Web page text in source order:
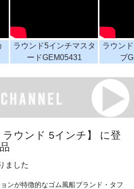
ラウンド5インチマスタ
ードGEM05431
ラウン
ブ
ラウンド 5インチ】 に登
ました
ンが特徴的なゴム風船ブランド・タフ